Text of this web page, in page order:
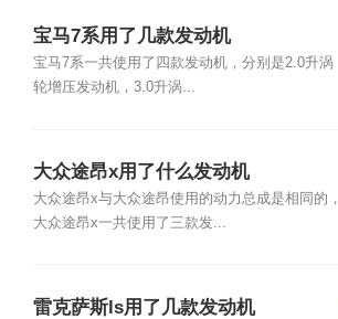
宝马7系用了几款发动机
宝马7系一共使用了四款发动机，分别是2.0升涡
轮增压发动机，3.0升涡...
大众途昂x用了什么发动机
大众途昂x与大众途昂使用的动力总成是相同的，
大众途昂x一共使用了三款发...
雷克萨斯ls用了几款发动机